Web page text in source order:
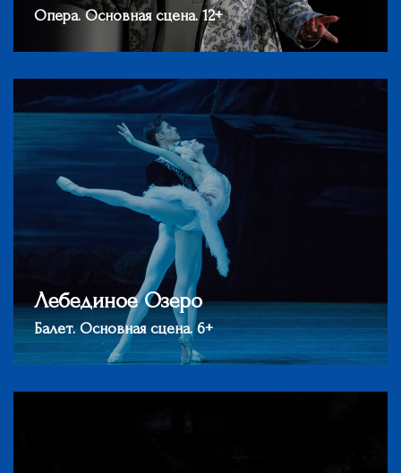
Опера. Основная сцена. 12+
Лебединое Озеро
Балет. Основная сцена. 6+